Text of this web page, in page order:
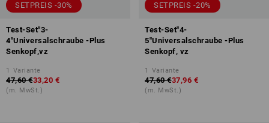
SETPREIS -30%
Test-Set"3-
4"Universalschraube -Plus
Senkopf,vz
1 Variante
47,60 €33,20 €
(m. MwSt.)
SETPREIS -20%
Test-Set"4-
5"Universalschraube -Plus
Senkopf, vz
1 Variante
47,60 €37,96 €
(m. MwSt.)